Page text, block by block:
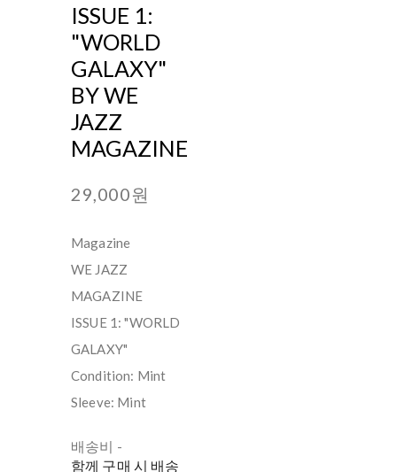
ISSUE 1:
"WORLD
GALAXY"
BY WE
JAZZ
MAGAZINE
29,000원
Magazine
WE JAZZ
MAGAZINE
ISSUE 1: "WORLD
GALAXY"
Condition: Mint
Sleeve: Mint
배송비 -
함께 구매 시 배송